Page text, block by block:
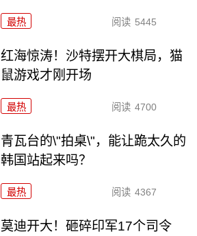
最热 阅读 5445
红海惊涛！沙特摆开大棋局，猫
鼠游戏才刚开场
最热 阅读 4700
青瓦台的\"拍桌\"，能让跪太久的
韩国站起来吗？
最热 阅读 4367
莫迪开大！砸碎印军17个司令